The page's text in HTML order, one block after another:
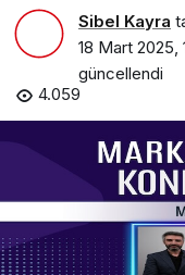
Sibel Kayra
18 Mart 2025,
güncellendi
4.059